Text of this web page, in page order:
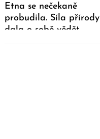
Etna se nečekaně
probudila. Síla přírody
dala o sobě vědět